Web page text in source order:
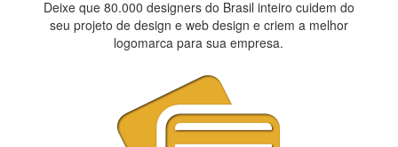
Deixe que 80.000 designers do Brasil inteiro cuidem do
seu projeto de design e web design e criem a melhor
logomarca para sua empresa.